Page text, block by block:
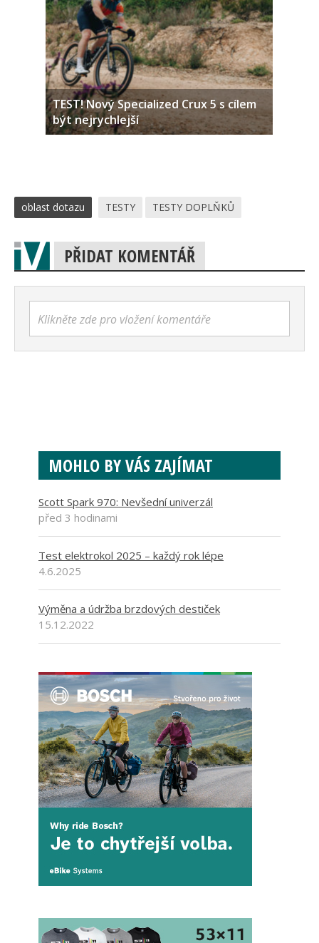
TEST! Nový Specialized Crux 5 s cílem
být nejrychlejší
oblast dotazu TESTY TESTY DOPLŇKŮ
PŘIDAT KOMENTÁŘ
Klikněte zde pro vložení komentáře
MOHLO BY VÁS ZAJÍMAT
Scott Spark 970: Nevšední univerzál
před 3 hodinami
Test elektrokol 2025 – každý rok lépe
4.6.2025
Výměna a údržba brzdových destiček
15.12.2022